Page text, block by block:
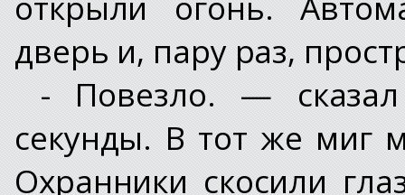
дверь и, пару раз,
- Повезло. —
секунды. В тот же миг
Охранники скосили